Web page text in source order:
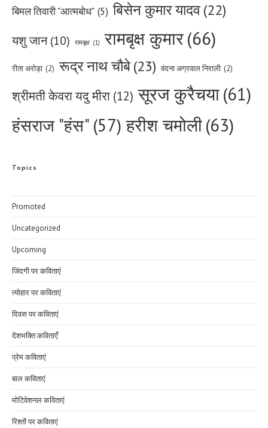
बिमल तिवारी "आत्मबोध" (5) बिसेन कुमार यादव(22)
यशु जान (10) रामबृक्ष (1) रामबृक्ष कुमार(66)
रीता अरोड़ा (2) रूद्र नाथ चौबे(23) वंदना अग्रवाल निराली (2)
श्रीमती केवरा यदु मीरा (12) सूरज कुरैचया(61)
हंसराज "हंस" (57) हरीश चमोली(63)
Topics
Promoted
Uncategorized
Upcoming
जिंदगी पर कविताएं
त्योहार पर कविताएं
दिवस पर कविताएं
देशभक्ति कविताएँ
प्रेम कविताएं
बाल कविताएं
मोटिवेशनल कविताएं
रिश्तों पर कविताएं